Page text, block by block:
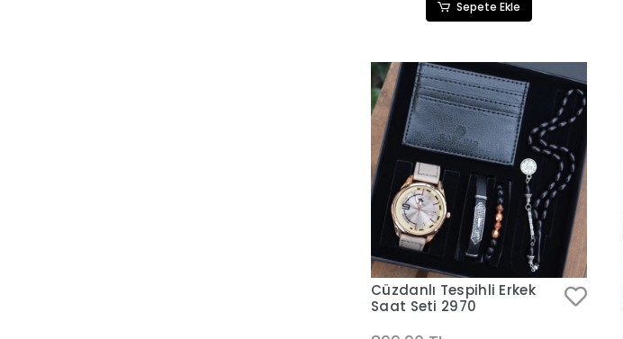
Sepete Ekle
Cüzdanlı Tespihli Erkek
Saat Seti 2970